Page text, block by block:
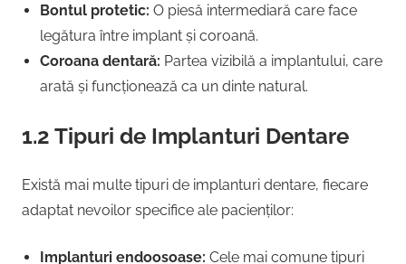
Bontul protetic: O piesă intermediară care face
legătura între implant și coroană.
Coroana dentară: Partea vizibilă a implantului, care
arată și funcționează ca un dinte natural.
1.2 Tipuri de Implanturi Dentare
Există mai multe tipuri de implanturi dentare, fiecare
adaptat nevoilor specifice ale pacienților:
Implanturi endoosoase: Cele mai comune tipuri